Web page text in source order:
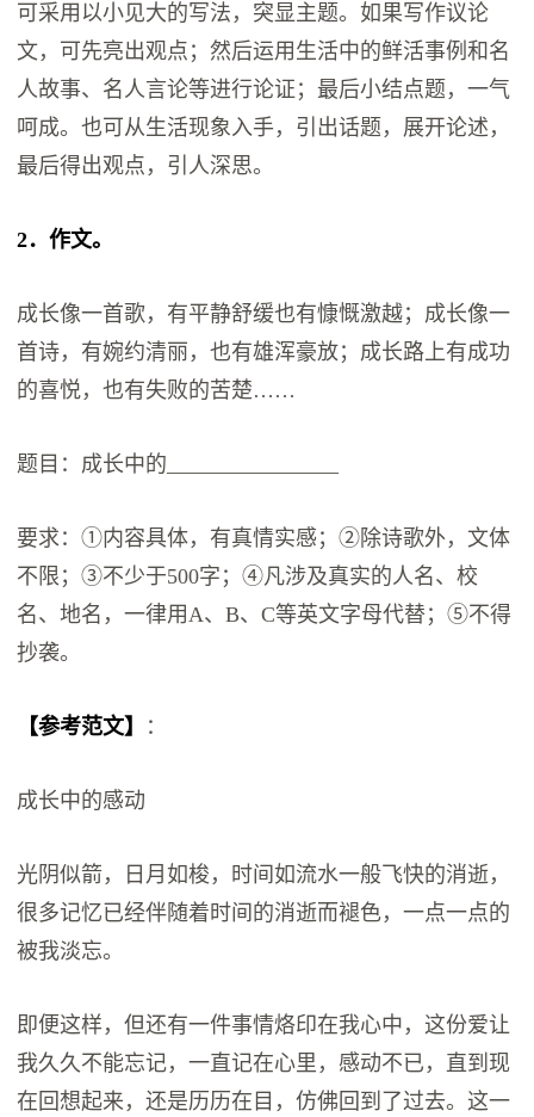
可采用以小见大的写法，突显主题。如果写作议论
文，可先亮出观点；然后运用生活中的鲜活事例和名
人故事、名人言论等进行论证；最后小结点题，一气
呵成。也可从生活现象入手，引出话题，展开论述，
最后得出观点，引人深思。
2．作文。
成长像一首歌，有平静舒缓也有慷慨激越；成长像一
首诗，有婉约清丽，也有雄浑豪放；成长路上有成功
的喜悦，也有失败的苦楚……
题目：成长中的________________
要求：①内容具体，有真情实感；②除诗歌外，文体
不限；③不少于500字；④凡涉及真实的人名、校
名、地名，一律用A、B、C等英文字母代替；⑤不得
抄袭。
【参考范文】 ：
成长中的感动
光阴似箭，日月如梭，时间如流水一般飞快的消逝，
很多记忆已经伴随着时间的消逝而褪色，一点一点的
被我淡忘。
即便这样，但还有一件事情烙印在我心中，这份爱让
我久久不能忘记，一直记在心里，感动不已，直到现
在回想起来，还是历历在目，仿佛回到了过去。这一